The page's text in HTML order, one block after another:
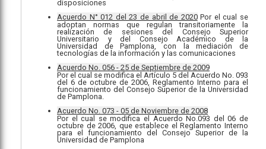
disposiciones
Acuerdo N° 012 del 23 de abril de 2020Por el cual se
adoptan normas que regulan transitoriamente la
realización de sesiones del Consejo Superior
Universitario y del Consejo Académico de la
Universidad de Pamplona, con la mediación de
tecnologías de la información y las comunicaciones
Acuerdo No. 056 - 25 de Septiembre de 2009
Por el cual se modifica el Artículo 5 del Acuerdo No. 093
del 6 de octubre de 2006, Reglamento Interno para el
funcionamiento del Consejo Superior de la Universidad
de Pamplona.
Acuerdo No. 073 - 05 de Noviembre de 2008
Por el cual se modifica el Acuerdo No.093 del 06 de
octubre de 2006, que establece el Reglamento Interno
para el funcionamiento del Consejo Superior de la
Universidad de Pamplona